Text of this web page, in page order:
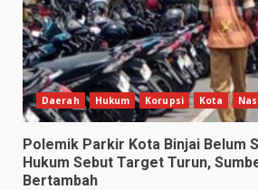
Daerah Hukum Korupsi Kota
Polemik Parkir Kota Binjai Belum
Hukum Sebut Target Turun,
Bertambah